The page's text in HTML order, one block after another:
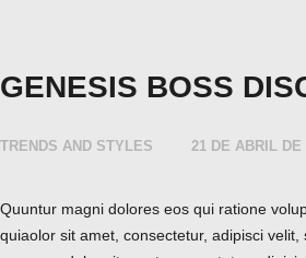
GENESIS BOSS
TRENDS AND STYLES 21 DE ABRIL DE
Quuntur magni dolores eos qui ratione
quiaolor sit amet, consectetur, adipisci